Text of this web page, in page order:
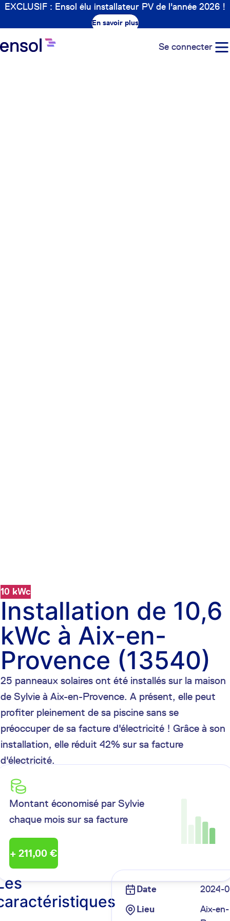
EXCLUSIF : Ensol élu installateur PV de l'année 2026 !
En savoir plus
Se connecter
10 kWc
Installation de 10,6
kWc à Aix-en-
Provence (13540)
25 panneaux solaires ont été installés sur la maison
de Sylvie à Aix-en-Provence. A présent, elle peut
profiter pleinement de sa piscine sans se
préoccuper de sa facture d'électricité ! Grâce à son
installation, elle réduit 42% sur sa facture
d'électricité.
Montant économisé par Sylvie
chaque mois sur sa facture
+ 211,00 €
Date
2024-
Lieu
Aix-en-